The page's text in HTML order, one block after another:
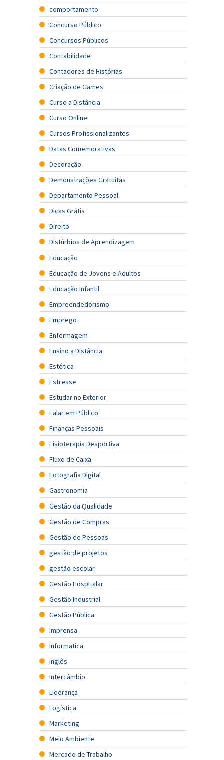
comportamento
Concurso Público
Concursos Públicos
Contabilidade
Contadores de Histórias
Criação de Games
Curso a Distância
Curso Online
Cursos Profissionalizantes
Datas Comemorativas
Decoração
Demonstrações Gratuitas
Departamento Pessoal
Dicas Grátis
Direito
Distúrbios de Aprendizagem
Educação
Educação de Jovens e Adultos
Educação Infantil
Empreendedorismo
Emprego
Enfermagem
Ensino a Distância
Estética
Estresse
Estudar no Exterior
Falar em Público
Finanças Pessoais
Fisioterapia Desportiva
Fluxo de Caixa
Fotografia Digital
Gastronomia
Gestão da Qualidade
Gestão de Compras
Gestão de Pessoas
gestão de projetos
gestão escolar
Gestão Hospitalar
Gestão Industrial
Gestão Pública
Imprensa
Informatica
Inglês
Intercâmbio
Liderança
Logística
Marketing
Meio Ambiente
Mercado de Trabalho